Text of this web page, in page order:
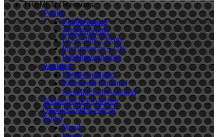
THEMEN / Ressorts
Politik
Politik-Inland
Aussenpolitik
EU-Politik + Euro
International + UN
Politikgeschichte
Ausland
Politik-Ausland
Wirtschaft-Ausland
Gesellschaft-Ausland
Wirtschaft & Finanzen
Gesellschaft & Recht
Kultur
Musik